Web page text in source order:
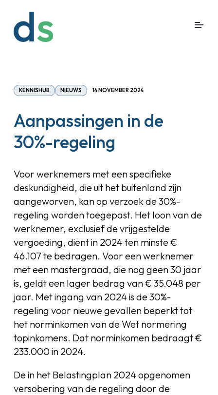
KENNISHUB NIEUWS 14 NOVEMBER 2024
Aanpassingen in de
30%-regeling
Voor werknemers met een specifieke
deskundigheid, die uit het buitenland zijn
aangeworven, kan op verzoek de 30%-
regeling worden toegepast. Het loon van de
werknemer, exclusief de vrijgestelde
vergoeding, dient in 2024 ten minste €
46.107 te bedragen. Voor een werknemer
met een mastergraad, die nog geen 30 jaar
is, geldt een lager bedrag van € 35.048 per
jaar. Met ingang van 2024 is de 30%-
regeling voor nieuwe gevallen beperkt tot
het norminkomen van de Wet normering
topinkomens. Dat norminkomen bedraagt €
233.000 in 2024.
De in het Belastingplan 2024 opgenomen
versobering van de regeling door de